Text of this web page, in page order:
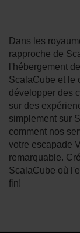
Dans les
rapproche de
l'hébergement
ScalaCube et le
développer des
sur des
simplement sur
comment nos
votre escapade
remarquable.
ScalaCube où
fin!